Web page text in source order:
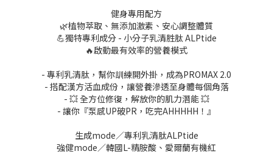
健身專用配方
🌿植物萃取、無添加激素、安心調整體質
💪獨特專利成分 - 小分子乳清胜肽 ALPtide
🔥啟動最有效率的營養模式
- 專利乳清肽，幫你訓練開外掛，成為PROMAX 2.0
- 搭配漢方活血成份，讓營養滲透至身體每個角落
- 💥 全方位修復，解放你的肌力潛能 💥
- 讓你『泵感UP破PR，吃完AHHHHH！』
生成mode／專利乳清肽ALPtide
強健mode／韓國L-精胺酸、愛爾蘭有機紅